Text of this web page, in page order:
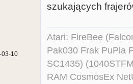
03-10
szukających
Atari: FireBee
Pak030 Frak PuPla
SC1435)
RAM CosmosEx